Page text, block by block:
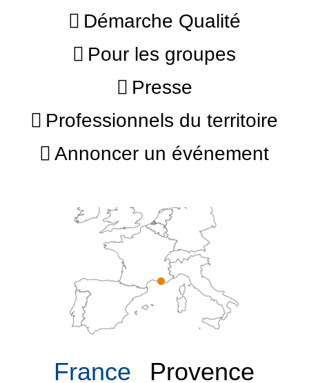
Démarche Qualité
Pour les groupes
Presse
Professionnels du territoire
Annoncer un événement
France Provence